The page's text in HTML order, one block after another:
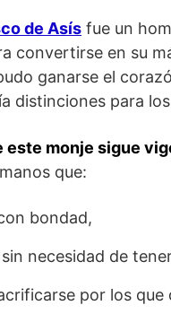
de Asís fue un
convertirse en su
ganarse el
distinciones para
este monje sigue
que:
bondad,
necesidad de
por los que